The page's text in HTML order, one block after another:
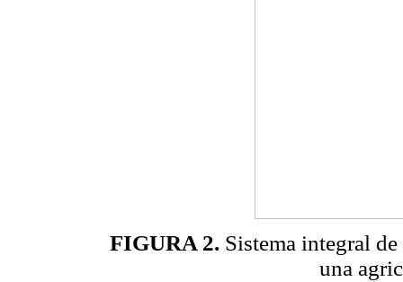
FIGURA 2. Sistema integral
una